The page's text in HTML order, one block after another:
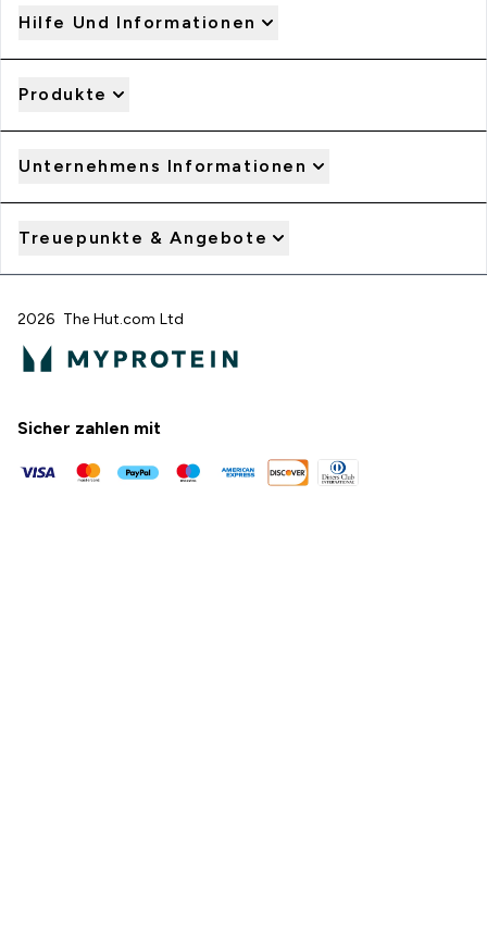
Hilfe Und Informationen
Produkte
Unternehmens Informationen
Treuepunkte & Angebote
2026 The Hut.com Ltd
Sicher zahlen mit